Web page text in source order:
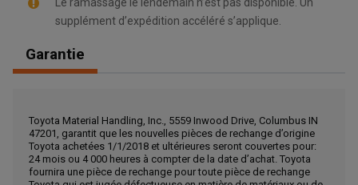
, , ,
Obtenir une direction
supplément d’expédition accéléré s’applique.
Garantie
Toyota Material Handling, Inc., 5559 Inwood Drive, Columbus IN
47201, garantit que les nouvelles pièces de rechange d’origine
Toyota achetées 1/1/2018 et ultérieures seront couvertes pour:
24 mois ou 4 000 heures à compter de la date d’achat. Toyota
fournira une pièce de rechange pour toute pièce de rechange